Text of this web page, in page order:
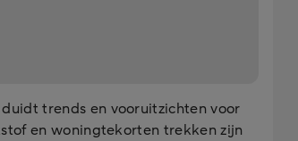
trends en vooruitzichten voor
en woningtekorten trekken zijn